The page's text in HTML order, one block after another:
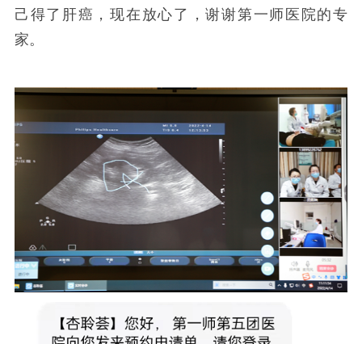
己得了肝癌，现在放心了，谢谢第一师医院的专
家。